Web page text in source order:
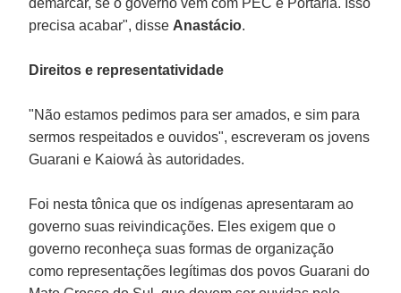
precisa acabar", disse Anastácio.
Direitos e representatividade
"Não estamos pedimos para ser amados, e sim para
sermos respeitados e ouvidos", escreveram os jovens
Guarani e Kaiowá às autoridades.
Foi nesta tônica que os indígenas apresentaram ao
governo suas reivindicações. Eles exigem que o
governo reconheça suas formas de organização
como representações legítimas dos povos Guarani do